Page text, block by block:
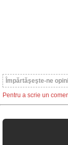
Împărtăşeşte-ne
Pentru a scrie un